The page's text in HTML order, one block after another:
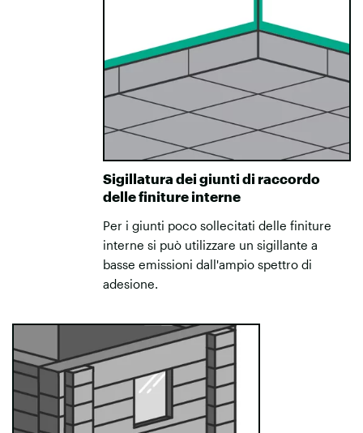
Sigillatura dei giunti di raccordo
delle finiture interne
Per i giunti poco sollecitati delle finiture
interne si può utilizzare un sigillante a
basse emissioni dall'ampio spettro di
adesione.